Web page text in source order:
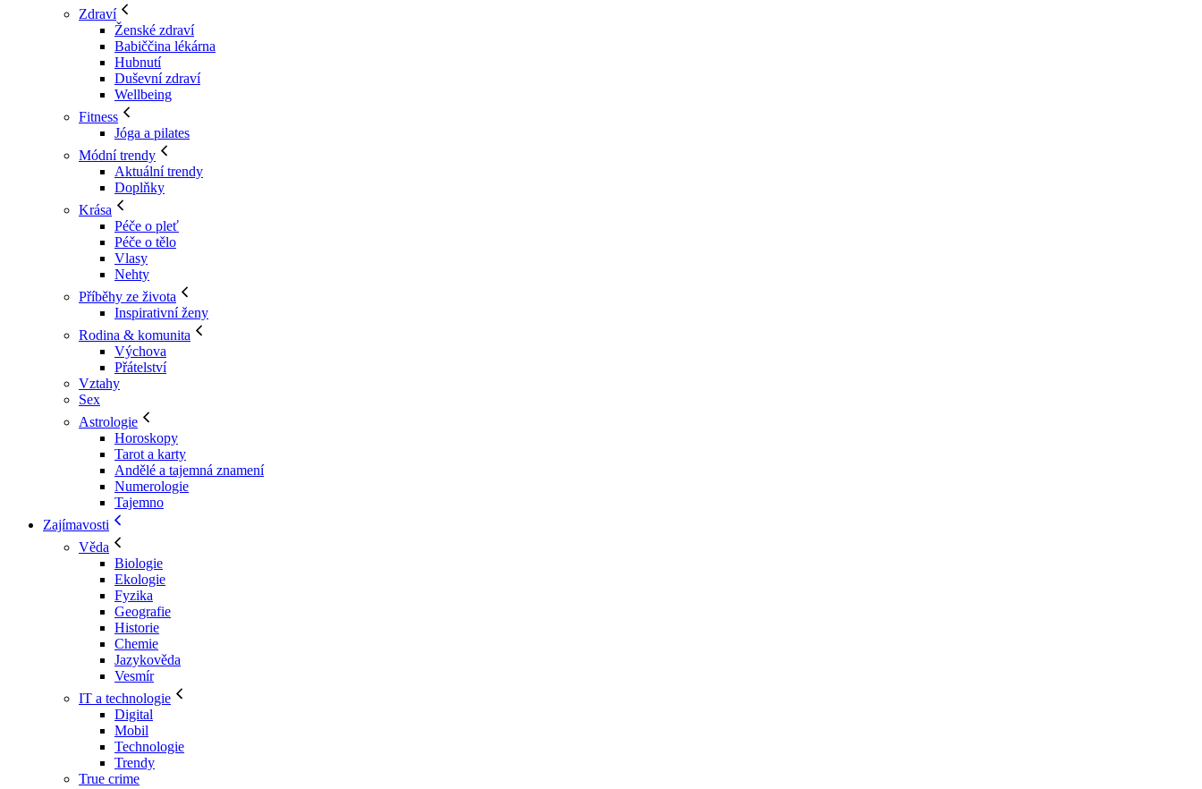
Zdraví
Ženské zdraví
Babiččina lékárna
Hubnutí
Duševní zdraví
Wellbeing
Fitness
Jóga a pilates
Módní trendy
Aktuální trendy
Doplňky
Krása
Péče o pleť
Péče o tělo
Vlasy
Nehty
Příběhy ze života
Inspirativní ženy
Rodina & komunita
Výchova
Přátelství
Vztahy
Sex
Astrologie
Horoskopy
Tarot a karty
Andělé a tajemná znamení
Numerologie
Tajemno
Zajímavosti
Věda
Biologie
Ekologie
Fyzika
Geografie
Historie
Chemie
Jazykověda
Vesmír
IT a technologie
Digital
Mobil
Technologie
Trendy
True crime